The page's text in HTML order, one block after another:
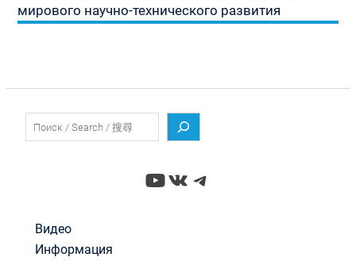
мирового научно-технического развития
YouTube
ВКонтакте
Telegram
Видео
Информация